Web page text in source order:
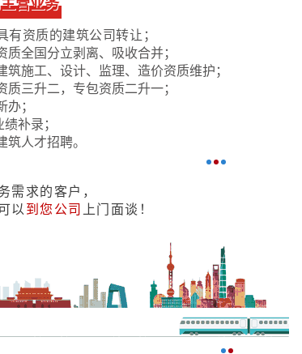
营业务
有资质的建筑公司转让；
质全国分立剥离、吸收合并；
筑施工、设计、监理、造价资质维护；
质三升二，专包资质二升一；
办；
补录；
筑人才招聘。
需求的客户，
以 到您公司 上门面谈！